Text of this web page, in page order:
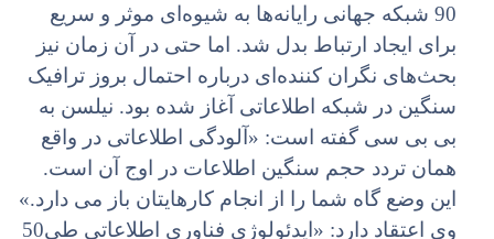
90 شبکه جهانى رایانه‌ها به شیوه‌اى موثر و سریع
براى ایجاد ارتباط بدل شد. اما حتى در آن زمان نیز
بحث‌هاى نگران کننده‌اى درباره احتمال بروز ترافیک
سنگین در شبکه اطلاعاتى آغاز شده بود. نیلسن به
بى بى سى گفته است: «آلودگى اطلاعاتى در واقع
همان تردد حجم سنگین اطلاعات در اوج آن است.
این وضع گاه شما را از انجام کارهایتان باز مى دارد.»
وى اعتقاد دارد: «ایدئولوژى فناورى اطلاعاتى طى50